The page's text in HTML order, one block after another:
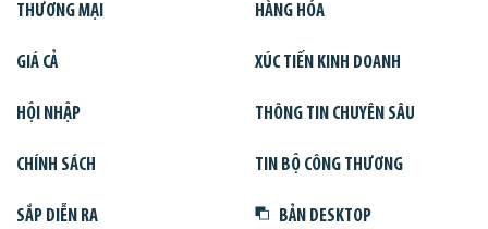
THƯƠNG MẠI HÀNG HÓA
GIÁ CẢ XÚC TIẾN KINH DOANH
HỘI NHẬP THÔNG TIN CHUYÊN SÂU
CHÍNH SÁCH TIN BỘ CÔNG THƯƠNG
SẮP DIỄN RA BẢN DESKTOP